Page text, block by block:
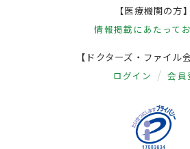
【医療機関の方】
情報掲載にあたって
【ドクターズ・ファイル
ログイン 会員